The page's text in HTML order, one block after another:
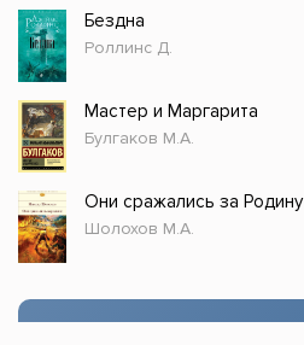
Бездна
Роллинс Д.
Мастер и Маргарита
Булгаков М.А.
Они сражались за Родину
Шолохов М.А.